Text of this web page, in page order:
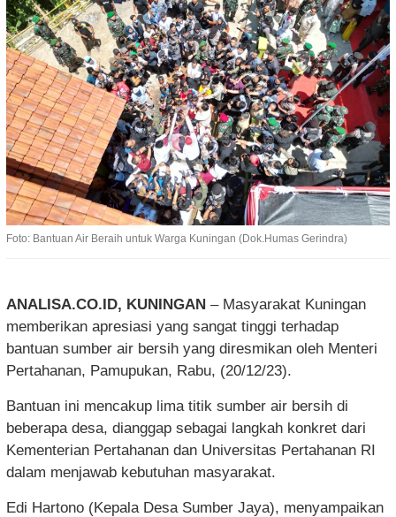
Foto: Bantuan Air Beraih untuk Warga Kuningan (Dok.Humas Gerindra)
ANALISA.CO.ID, KUNINGAN – Masyarakat Kuningan
memberikan apresiasi yang sangat tinggi terhadap
bantuan sumber air bersih yang diresmikan oleh Menteri
Pertahanan, Pamupukan, Rabu, (20/12/23).
Bantuan ini mencakup lima titik sumber air bersih di
beberapa desa, dianggap sebagai langkah konkret dari
Kementerian Pertahanan dan Universitas Pertahanan RI
dalam menjawab kebutuhan masyarakat.
Edi Hartono (Kepala Desa Sumber Jaya), menyampaikan